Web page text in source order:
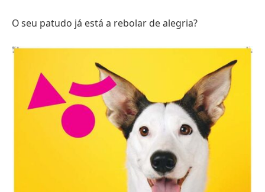
O seu patudo já está a rebolar de alegria?